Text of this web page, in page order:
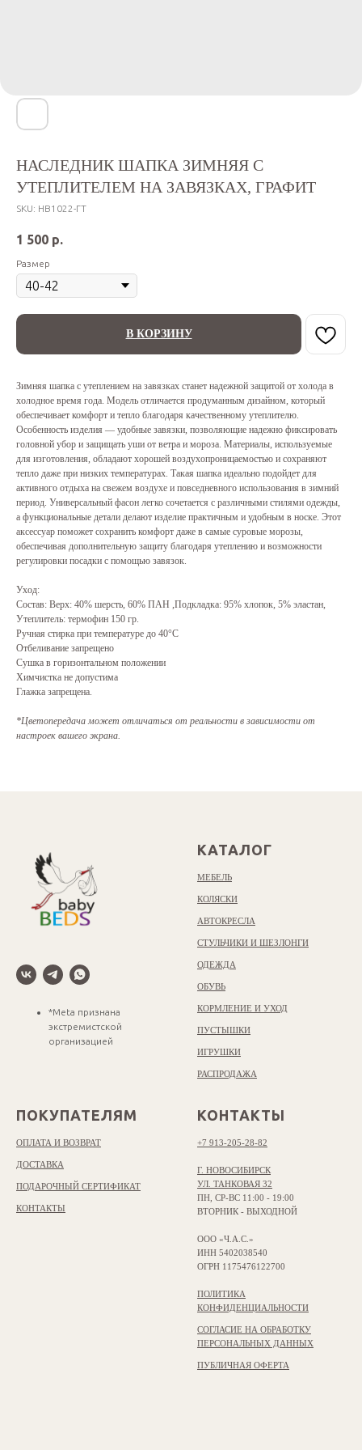
НАСЛЕДНИК ШАПКА ЗИМНЯЯ С
УТЕПЛИТЕЛЕМ НА ЗАВЯЗКАХ, ГРАФИТ
SKU: НВ1022-ГТ
1 500 р.
Размер
В КОРЗИНУ
Зимняя шапка с утеплением на завязках станет надежной защитой от холода в
холодное время года. Модель отличается продуманным дизайном, который
обеспечивает комфорт и тепло благодаря качественному утеплителю.
Особенность изделия — удобные завязки, позволяющие надежно фиксировать
головной убор и защищать уши от ветра и мороза. Материалы, используемые
для изготовления, обладают хорошей воздухопроницаемостью и сохраняют
тепло даже при низких температурах. Такая шапка идеально подойдет для
активного отдыха на свежем воздухе и повседневного использования в зимний
период. Универсальный фасон легко сочетается с различными стилями одежды,
а функциональные детали делают изделие практичным и удобным в носке. Этот
аксессуар поможет сохранить комфорт даже в самые суровые морозы,
обеспечивая дополнительную защиту благодаря утеплению и возможности
регулировки посадки с помощью завязок.
Уход:
Состав: Верх: 40% шерсть, 60% ПАН ,Подкладка: 95% хлопок, 5% эластан,
Утеплитель: термофин 150 гр.
Ручная стирка при температуре до 40°C
Отбеливание запрещено
Сушка в горизонтальном положении
Химчистка не допустима
Глажка запрещена.
*Цветопередача может отличаться от реальности в зависимости от
настроек вашего экрана.
*Meta признана
экстремистской
организацией
КАТАЛОГ
МЕБЕЛЬ
КОЛЯСКИ
АВТОКРЕСЛА
СТУЛЬЧИКИ И ШЕЗЛОНГИ
ОДЕЖДА
ОБУВЬ
КОРМЛЕНИЕ И УХОД
ПУСТЫШКИ
ИГРУШКИ
РАСПРОДАЖА
ПОКУПАТЕЛЯМ
ОПЛАТА И ВОЗВРАТ
ДОСТАВКА
ПОДАРОЧНЫЙ СЕРТИФИКАТ
КОНТАКТЫ
КОНТАКТЫ
+7 913-205-28-82
Г. НОВОСИБИРСК
УЛ. ТАНКОВАЯ 32
ПН, СР-ВС 11:00 - 19:00
ВТОРНИК - ВЫХОДНОЙ
ООО «Ч.А.С.»
ИНН 5402038540
ОГРН 1175476122700
ПОЛИТИКА
КОНФИДЕНЦИАЛЬНОСТИ
СОГЛАСИЕ НА ОБРАБОТКУ
ПЕРСОНАЛЬНЫХ ДАННЫХ
ПУБЛИЧНАЯ ОФЕРТА